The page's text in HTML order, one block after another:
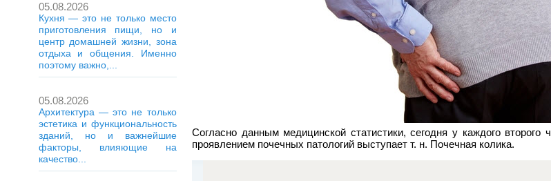
05.08.2026
Кухня — это не только место
приготовления пищи, но и
центр домашней жизни, зона
отдыха и общения. Именно
поэтому важно,...
05.08.2026
Архитектура — это не только
эстетика и функциональность
зданий, но и важнейшие
факторы, влияющие на
качество...
Согласно данным медицинской статистики, сегодня у каждого
проявлением почечных патологий выступает т. н. Почечная колика.